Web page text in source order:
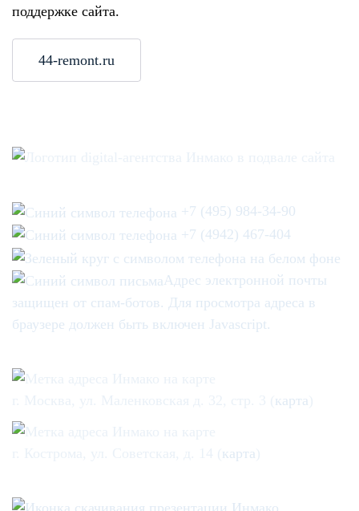
поддержке сайта.
44-remont.ru
+7 (495) 984-34-90
+7 (4942) 467-404
Адрес электронной почты
защищен от спам-ботов. Для просмотра адреса в
браузере должен быть включен Javascript.
карта
карта